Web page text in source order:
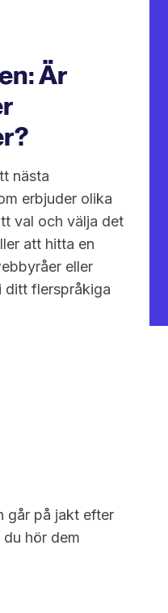
Är
nästa
erbjuder olika
val och välja det
att hitta en
eller
ditt flerspråkiga
går på jakt efter
hör dem